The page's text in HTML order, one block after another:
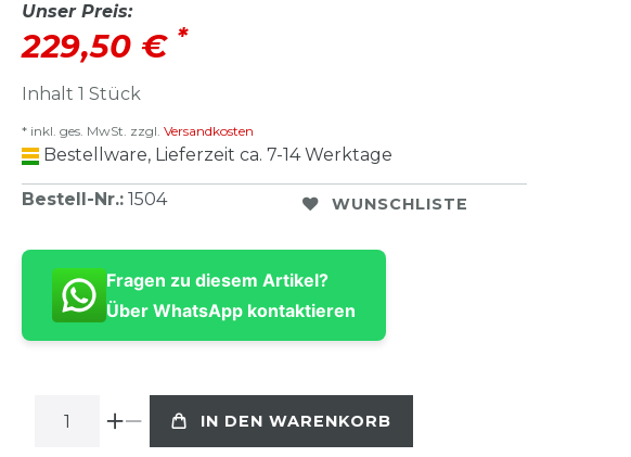
Unser Preis:
229,50 € *
Inhalt 1 Stück
* inkl. ges. MwSt. zzgl. Versandkosten
Bestellware, Lieferzeit ca. 7-14 Werktage
Bestell-Nr.: 1504 WUNSCHLISTE
Fragen zu diesem Artikel?
Über WhatsApp kontaktieren
IN DEN WARENKORB